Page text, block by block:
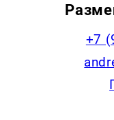
+7